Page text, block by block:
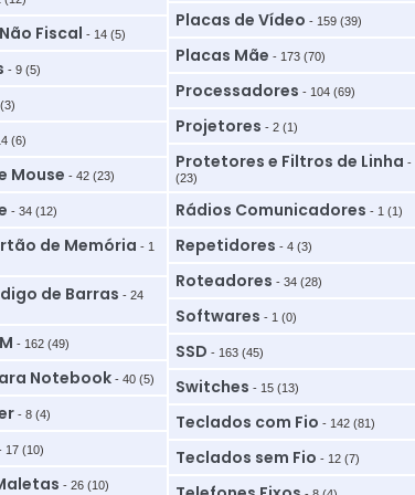
Fiscal - 14 (5)
- 9 (5)
(6)
Mouse - 42 (23)
- 34 (12)
de Memória - 1
de Barras - 24
- 162 (49)
Notebook- 40 (5)
- 8 (4)
17 (10)
- 26 (10)
Placas de Vídeo - 159 (39)
Placas Mãe - 173 (70)
Processadores - 104 (69)
Projetores - 2 (1)
Protetores e Filtros de Linha -
(23)
Rádios Comunicadores - 1 (1)
Repetidores - 4 (3)
Roteadores - 34 (28)
Softwares - 1 (0)
SSD - 163 (45)
Switches - 15 (13)
Teclados com Fio - 142 (81)
Teclados sem Fio - 12 (7)